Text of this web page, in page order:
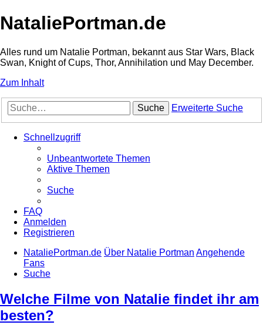
NataliePortman.de
Alles rund um Natalie Portman, bekannt aus Star Wars, Black
Swan, Knight of Cups, Thor, Annihilation und May December.
Zum Inhalt
Suche Erweiterte Suche
Schnellzugriff
Unbeantwortete Themen
Aktive Themen
Suche
FAQ
Anmelden
Registrieren
NataliePortman.de Über Natalie Portman Angehende
Fans
Suche
Welche Filme von Natalie findet ihr am
besten?